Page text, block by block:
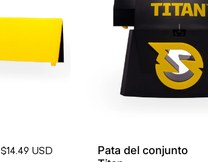
$14.49 USD
Pata del conjunto